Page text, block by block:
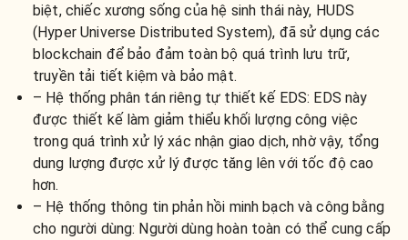
biệt, chiếc xương sống của hệ sinh thái này, HUDS
(Hyper Universe Distributed System), đã sử dụng các
blockchain để bảo đảm toàn bộ quá trình lưu trữ,
truyền tải tiết kiệm và bảo mật.
– Hệ thống phân tán riêng tự thiết kế EDS: EDS này
được thiết kế làm giảm thiểu khối lượng công việc
trong quá trình xử lý xác nhận giao dịch, nhờ vậy, tổng
dung lượng được xử lý được tăng lên với tốc độ cao
hơn.
– Hệ thống thông tin phản hồi minh bạch và công bằng
cho người dùng: Người dùng hoàn toàn có thể cung cấp